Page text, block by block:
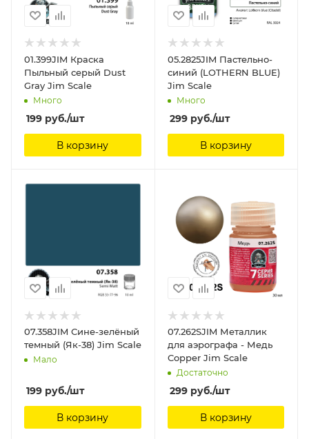
01.399JIM Краска
Пыльный серый Dust
Gray Jim Scale
Много
199 руб./шт
В корзину
05.2825JIM Пастельно-
синий (LOTHERN BLUE)
Jim Scale
Много
299руб./шт
В корзину
07.358JIM Сине-зелёный
темный (Як-38) Jim Scale
Мало
199 руб./шт
В корзину
07.262SJIM Металлик
для аэрографа - Медь
Copper Jim Scale
Достаточно
299руб./шт
В корзину